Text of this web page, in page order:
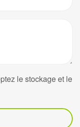
le stockage et le